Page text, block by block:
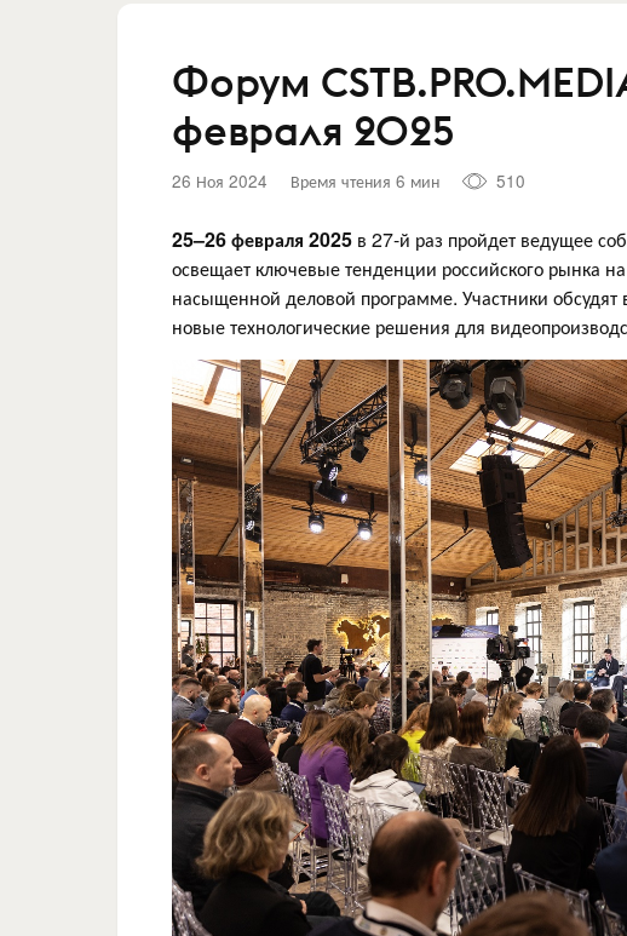
Форум
февраля 2025
26 Ноя 2024 Время чтения 6 мин 510
25–26 февраля 2025 в 27-й раз пройдет ведущее
освещает ключевые тенденции российского рынка
насыщенной деловой программе. Участники обсудят
новые технологические решения для